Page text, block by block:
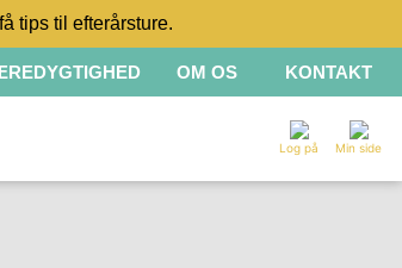
tips til efterårsture.
OM OS KONTAKT
Log på Min side